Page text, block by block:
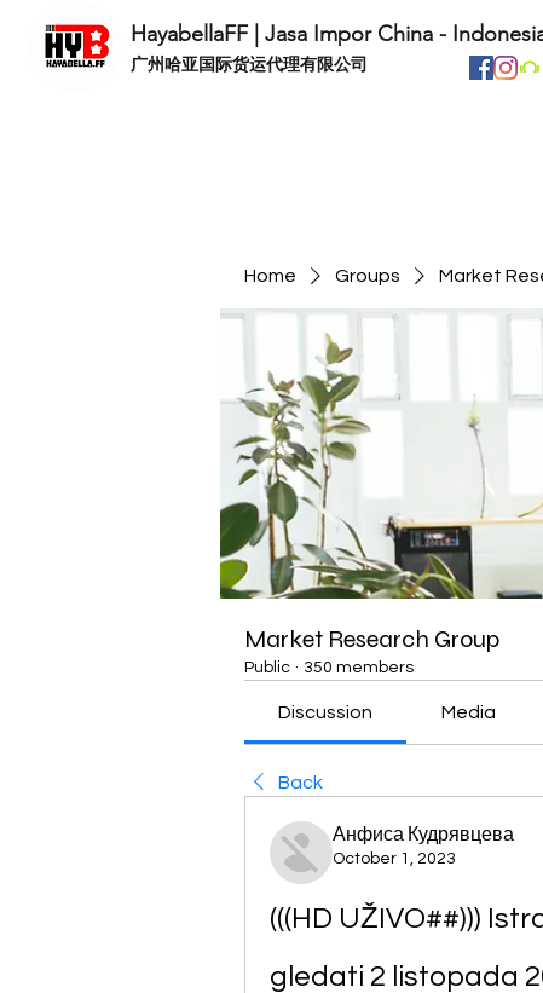
HayabellaFF | Jasa Impor China -
​广州哈亚国际货运代理有限公司
Home Groups Market
Market Research Group
Public · 350 members
Discussion Media
Back
Анфиса Кудрявцева
October 1, 2023
(((HD UŽIVO##)))
gledati 2 listopada